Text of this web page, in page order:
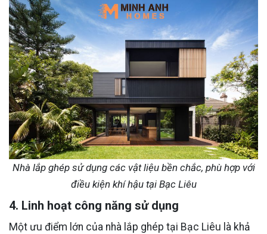
Nhà lắp ghép sử dụng các vật liệu bền chắc, phù hợp với
điều kiện khí hậu tại Bạc Liêu
4. Linh hoạt công năng sử dụng
Một ưu điểm lớn của nhà lắp ghép tại Bạc Liêu là khả